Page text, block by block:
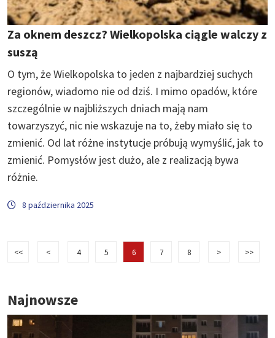
Za oknem deszcz? Wielkopolska ciągle walczy z
suszą
O tym, że Wielkopolska to jeden z najbardziej suchych
regionów, wiadomo nie od dziś. I mimo opadów, które
szczególnie w najbliższych dniach mają nam
towarzyszyć, nic nie wskazuje na to, żeby miało się to
zmienić. Od lat różne instytucje próbują wymyślić, jak to
zmienić. Pomysłów jest dużo, ale z realizacją bywa
różnie.
8 października 2025
<< < 4 5 6 7 8 > >>
Najnowsze